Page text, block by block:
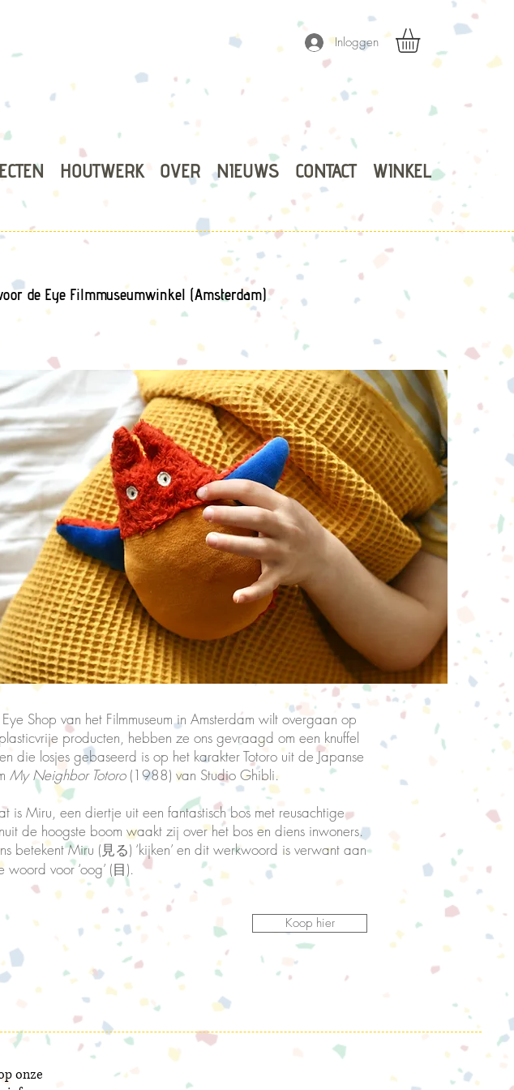
Inloggen
HOUTWERK OVER NIEUWS CONTACT WINKEL
de Eye Filmmuseumwinkel (Amsterdam)
Shop van het Filmmuseum in Amsterdam wilt overgaan op
producten, hebben ze ons gevraagd om een knuffel
die losjes gebaseerd is op het karakter Totoro uit de Japanse
MyNeighbor Totoro (1988) van Studio Ghibli.
is Miru, een diertje uit een fantastisch bos met reusachtige
de hoogste boom waakt zij over het bos en diens inwoners.
betekent Miru (見る) ‘kijken’ en dit werkwoord is verwant aan
woord voor ‘oog’ (目).
Koop hier
onze